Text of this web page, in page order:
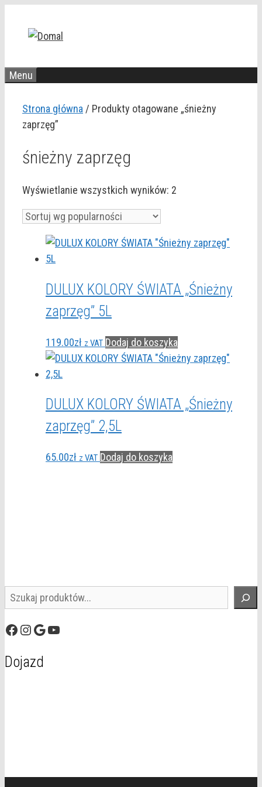
Menu
Strona główna / Produkty otagowane „śnieżny
zaprzęg”
śnieżny zaprzęg
Wyświetlanie wszystkich wyników: 2
DULUX KOLORY ŚWIATA „Śnieżny
zaprzęg” 5L
119.00zł z VAT Dodaj do koszyka
DULUX KOLORY ŚWIATA „Śnieżny
zaprzęg” 2,5L
65.00zł z VAT Dodaj do koszyka
Szukaj
Facebook
Instagram
GoogleYouTube
Dojazd